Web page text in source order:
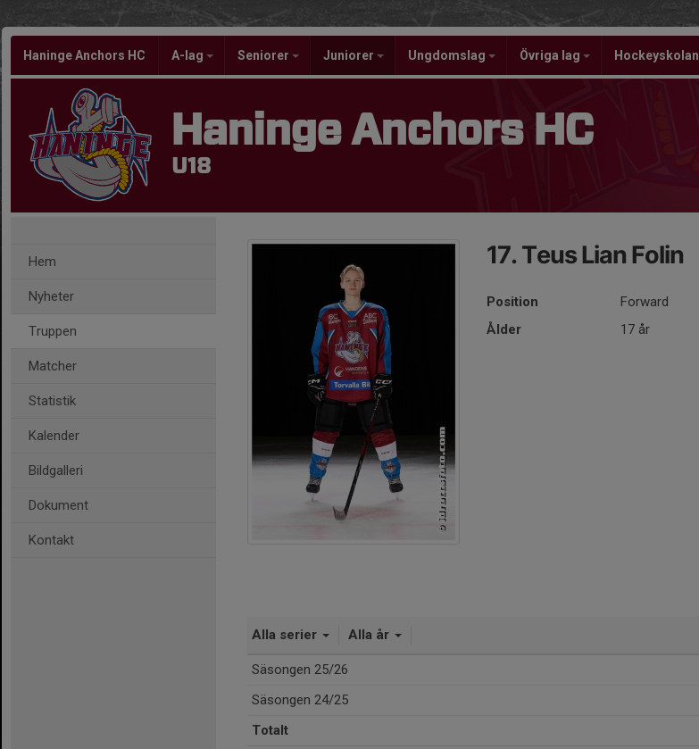
Haninge Anchors HC A-lag Seniorer Juniorer Ungdomslag Övriga lag Hockeyskolan
Haninge Anchors HC
U18
Hem
Nyheter
Truppen
Matcher
Statistik
Kalender
Bildgalleri
Dokument
Kontakt
17. Teus Lian Folin
Position
Forward
Ålder
17 år
Alla serier Alla år
Säsongen 25/26
Säsongen 24/25
Totalt